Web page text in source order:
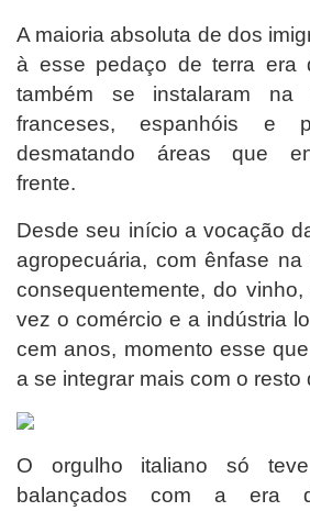
A maioria absoluta de dos
à esse pedaço de terra era
também se instalaram na
franceses, espanhóis e
desmatando áreas que
frente.
Desde seu início a vocação
agropecuária, com ênfase
consequentemente, do
vez o comércio e a indústria
cem anos, momento esse
a se integrar mais com o resto
O orgulho italiano só
balançados com a era